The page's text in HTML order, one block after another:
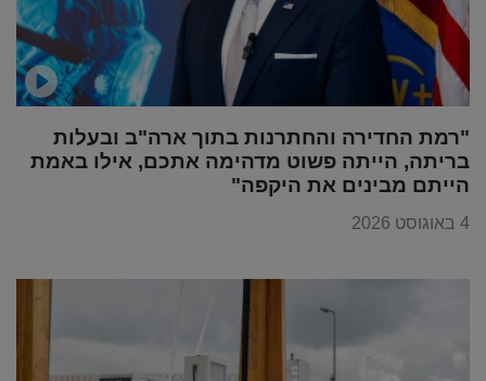
"רמת החדירה והחתרנות בתוך ארה"ב ובעלות
בריתה, הייתה פשוט מדהימה אתכם, אילו באמת
הייתם מבינים את היקפה"
4 באוגוסט 2026